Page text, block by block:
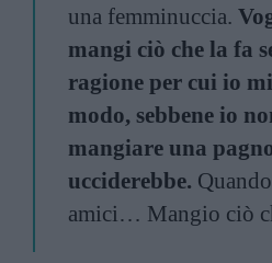
una femminuccia.
mangi ciò che la fa
ragione per cui io
modo, sebbene io
mangiare una
ucciderebbe.
amici… Mangio ciò